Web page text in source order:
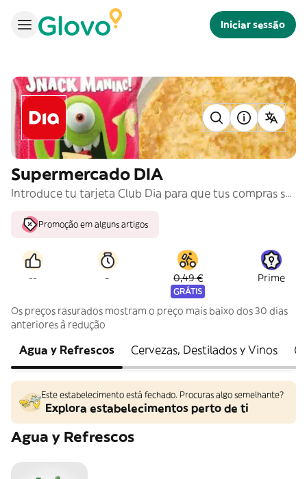
Iniciar sessão
Supermercado DIA
Introduce tu tarjeta Club Dia para que tus compras se acumulen al total de tus compras del Club
Promoção em alguns artigos
-- - 0,49 €
GRÁTIS
Prime
Os preços rasurados mostram o preço mais baixo dos 30 dias
anteriores à redução
Agua y Refrescos Cervezas, Destilados y Vinos
Este estabelecimento está fechado. Procuras algo semelhante?
Explora estabelecimentos perto de ti
Agua y Refrescos